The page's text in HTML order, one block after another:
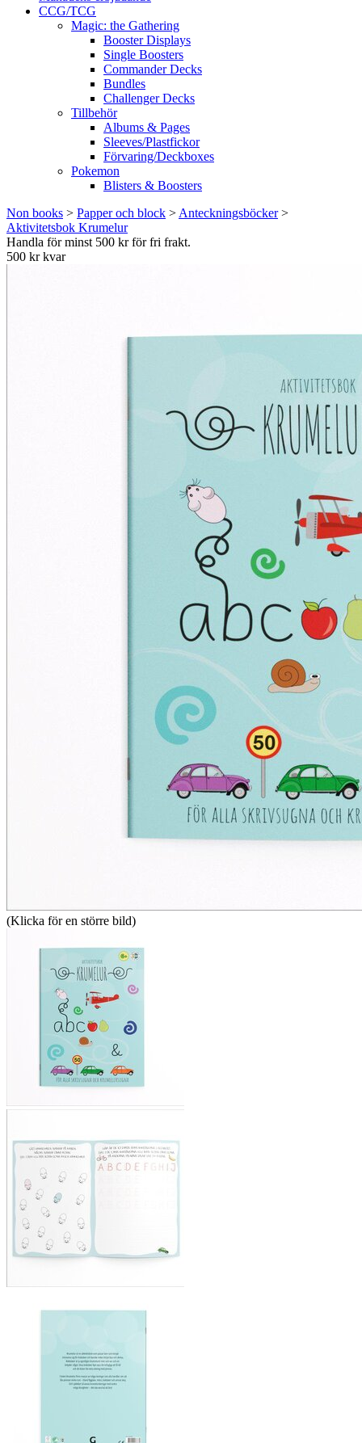
CCG/TCG
Magic: the Gathering
Booster Displays
Single Boosters
Commander Decks
Bundles
Challenger Decks
Tillbehör
Albums & Pages
Sleeves/Plastfickor
Förvaring/Deckboxes
Pokemon
Blisters & Boosters
Non books > Papper och block > Anteckningsböcker>
Aktivitetsbok Krumelur
Handla för minst 500 kr för fri frakt.
500 kr kvar
(Klicka för en större bild)